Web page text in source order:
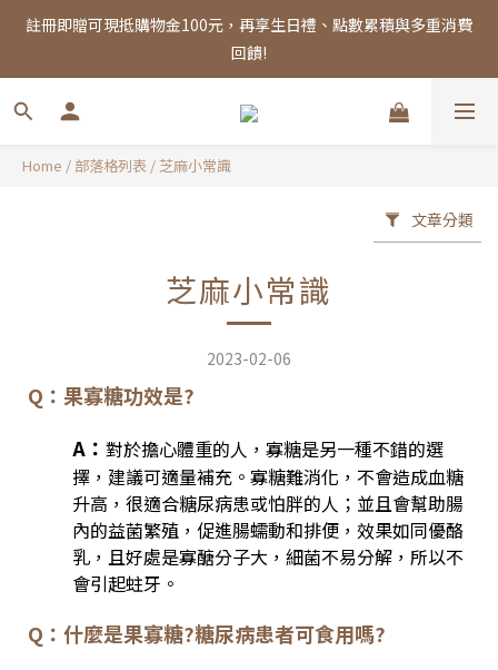
註冊即贈可現抵購物金100元，再享生日禮、點數累積與多重消費
回饋!
註冊即贈可現抵購物金100元，再享生日禮、點數累積與多重消費
回饋!
全館消費滿千，享免運優惠！
註冊即贈可現抵購物金100元，再享生日禮、點數累積與多重消費
Home / 部落格列表 /芝麻小常識
文章分類
芝麻小常識
2023-02-06
Q：果寡糖功效是?
A： 對於擔心體重的人，寡糖是另一種不錯的選
擇，建議可適量補充。寡糖難消化，不會造成血糖
升高，很適合糖尿病患或怕胖的人；並且會幫助腸
內的益菌繁殖，促進腸蠕動和排便，效果如同優酪
乳，且好處是寡醣分子大，細菌不易分解，所以不
會引起蛀牙。
Q：什麼是果寡糖?糖尿病患者可食用嗎?